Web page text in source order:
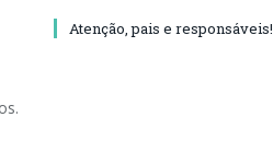
Atenção, pais e responsáveis!